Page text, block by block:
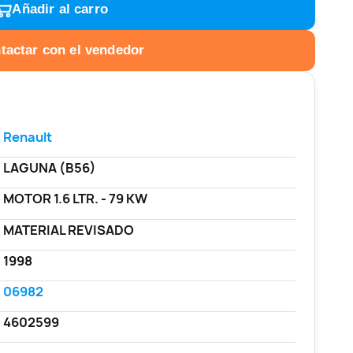
Añadir al carro
con el vendedor
Renault
LAGUNA (B56)
MOTOR 1.6 LTR. - 79 KW
MATERIAL REVISADO
1998
06982
4602599